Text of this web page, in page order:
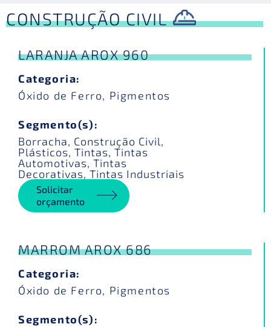
CONSTRUÇÃO CIVIL
LARANJA AROX 960
Categoria:
Óxido de Ferro, Pigmentos
Segmento(s):
Borracha, Construção Civil,
Plásticos, Tintas, Tintas
Automotivas, Tintas
Decorativas, Tintas Industriais
Solicitar
orçamento
MARROM AROX 686
Categoria:
Óxido de Ferro, Pigmentos
Segmento(s):